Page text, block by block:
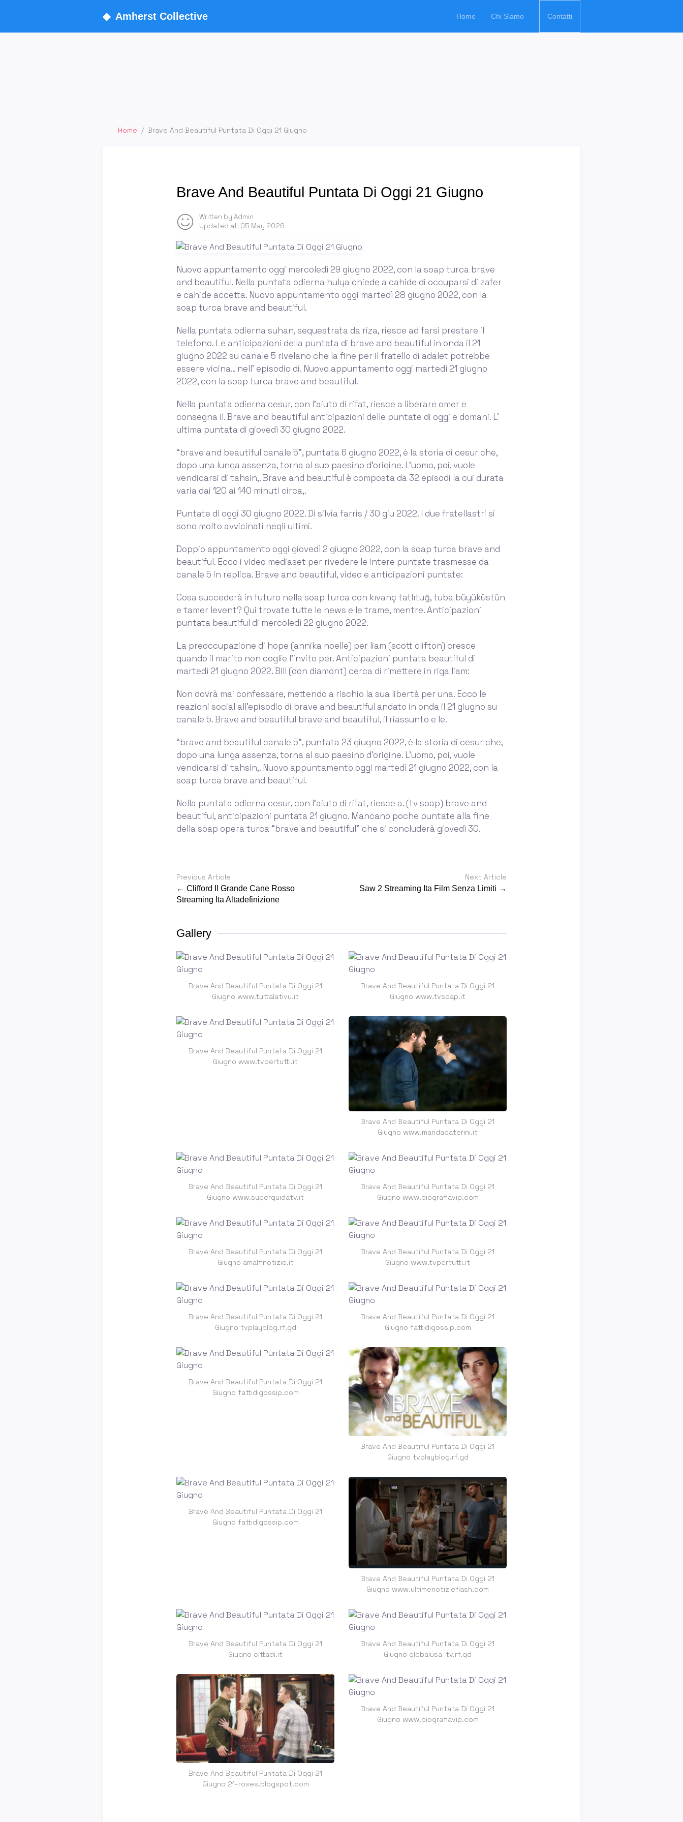
◆ Amherst Collective Home Chi Siamo Contatti
Home / Brave And Beautiful Puntata Di Oggi 21 Giugno
Brave And Beautiful Puntata Di Oggi 21 Giugno
Written by Admin
Updated at: 05 May 2026
Nuovo appuntamento oggi mercoledì 29 giugno 2022, con la soap turca brave
and beautiful. Nella puntata odierna hulya chiede a cahide di occuparsi di zafer
e cahide accetta. Nuovo appuntamento oggi martedì 28 giugno 2022, con la
soap turca brave and beautiful.
Nella puntata odierna suhan, sequestrata da riza, riesce ad farsi prestare il
telefono. Le anticipazioni della puntata di brave and beautiful in onda il 21
giugno 2022 su canale 5 rivelano che la fine per il fratello di adalet potrebbe
essere vicina… nell’ episodio di. Nuovo appuntamento oggi martedì 21 giugno
2022, con la soap turca brave and beautiful.
Nella puntata odierna cesur, con l’aiuto di rifat, riesce a liberare omer e
consegna il. Brave and beautiful anticipazioni delle puntate di oggi e domani. L’
ultima puntata di giovedì 30 giugno 2022.
“brave and beautiful canale 5”, puntata 6 giugno 2022, è la storia di cesur che,
dopo una lunga assenza, torna al suo paesino d’origine. L’uomo, poi, vuole
vendicarsi di tahsin,. Brave and beautiful è composta da 32 episodi la cui durata
varia dai 120 ai 140 minuti circa,.
Puntate di oggi 30 giugno 2022. Di silvia farris / 30 giu 2022. I due fratellastri si
sono molto avvicinati negli ultimi.
Doppio appuntamento oggi giovedì 2 giugno 2022, con la soap turca brave and
beautiful. Ecco i video mediaset per rivedere le intere puntate trasmesse da
canale 5 in replica. Brave and beautiful, video e anticipazioni puntate:
Cosa succederà in futuro nella soap turca con kıvanç tatlıtuğ, tuba büyüküstün
e tamer levent? Qui trovate tutte le news e le trame, mentre. Anticipazioni
puntata beautiful di mercoledì 22 giugno 2022.
La preoccupazione di hope (annika noelle) per liam (scott clifton) cresce
quando il marito non coglie l’invito per. Anticipazioni puntata beautiful di
martedì 21 giugno 2022. Bill (don diamont) cerca di rimettere in riga liam:
Non dovrà mai confessare, mettendo a rischio la sua libertà per una. Ecco le
reazioni social all'episodio di brave and beautiful andato in onda il 21 giugno su
canale 5. Brave and beautiful brave and beautiful, il riassunto e le.
“brave and beautiful canale 5”, puntata 23 giugno 2022, è la storia di cesur che,
dopo una lunga assenza, torna al suo paesino d’origine. L’uomo, poi, vuole
vendicarsi di tahsin,. Nuovo appuntamento oggi martedì 21 giugno 2022, con la
soap turca brave and beautiful.
Nella puntata odierna cesur, con l'aiuto di rifat, riesce a. (tv soap) brave and
beautiful, anticipazioni puntata 21 giugno. Mancano poche puntate alla fine
della soap opera turca “brave and beautiful” che si concluderà giovedì 30.
Previous Article
← Clifford Il Grande Cane Rosso
Streaming Ita Altadefinizione
Next Article
Saw 2 Streaming Ita Film Senza Limiti →
Gallery
Brave And Beautiful Puntata Di Oggi 21
Giugno www.tuttalativu.it
Brave And Beautiful Puntata Di Oggi 21
Giugno www.tvsoap.it
Brave And Beautiful Puntata Di Oggi 21
Giugno www.tvpertutti.it
Brave And Beautiful Puntata Di Oggi 21
Giugno www.maridacaterini.it
Brave And Beautiful Puntata Di Oggi 21
Giugno www.superguidatv.it
Brave And Beautiful Puntata Di Oggi 21
Giugno www.biografiavip.com
Brave And Beautiful Puntata Di Oggi 21
Giugno amalfinotizie.it
Brave And Beautiful Puntata Di Oggi 21
Giugno www.tvpertutti.it
Brave And Beautiful Puntata Di Oggi 21
Giugno tvplayblog.rf.gd
Brave And Beautiful Puntata Di Oggi 21
Giugno fattidigossip.com
Brave And Beautiful Puntata Di Oggi 21
Giugno fattidigossip.com
Brave And Beautiful Puntata Di Oggi 21
Giugno tvplayblog.rf.gd
Brave And Beautiful Puntata Di Oggi 21
Giugno fattidigossip.com
Brave And Beautiful Puntata Di Oggi 21
Giugno www.ultimenotizieflash.com
Brave And Beautiful Puntata Di Oggi 21
Giugno cittadi.it
Brave And Beautiful Puntata Di Oggi 21
Giugno globalusa-tv.rf.gd
Brave And Beautiful Puntata Di Oggi 21
Giugno 21-roses.blogspot.com
Brave And Beautiful Puntata Di Oggi 21
Giugno www.biografiavip.com